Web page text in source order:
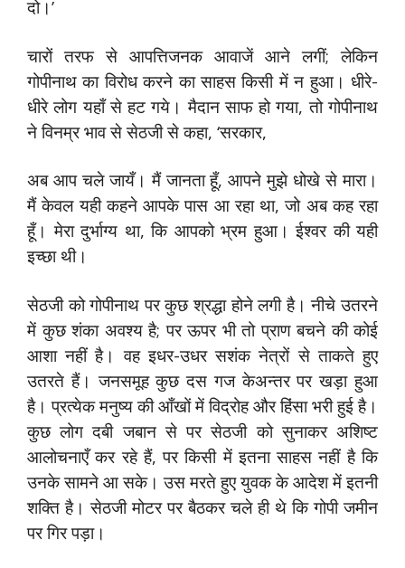
दो।’
चारों तरफ से आपत्तिजनक आवाजें आने लगीं; लेकिन
गोपीनाथ का विरोध करने का साहस किसी में न हुआ। धीरे-
धीरे लोग यहाँ से हट गये। मैदान साफ हो गया, तो गोपीनाथ
ने विनम्र भाव से सेठजी से कहा, ‘सरकार,
अब आप चले जायँ। मैं जानता हूँ, आपने मुझे धोखे से मारा।
मैं केवल यही कहने आपके पास आ रहा था, जो अब कह रहा
हूँ। मेरा दुर्भाग्य था, कि आपको भ्रम हुआ। ईश्वर की यही
इच्छा थी।
सेठजी को गोपीनाथ पर कुछ श्रद्धा होने लगी है। नीचे उतरने
में कुछ शंका अवश्य है; पर ऊपर भी तो प्राण बचने की कोई
आशा नहीं है। वह इधर-उधर सशंक नेत्रों से ताकते हुए
उतरते हैं। जनसमूह कुछ दस गज केअन्तर पर खड़ा हुआ
है। प्रत्येक मनुष्य की आँखों में विद्रोह और हिंसा भरी हुई है।
कुछ लोग दबी जबान से पर सेठजी को सुनाकर अशिष्ट
आलोचनाएँ कर रहे हैं, पर किसी में इतना साहस नहीं है कि
उनके सामने आ सके। उस मरते हुए युवक के आदेश में इतनी
शक्ति है। सेठजी मोटर पर बैठकर चले ही थे कि गोपी जमीन
पर गिर पड़ा।